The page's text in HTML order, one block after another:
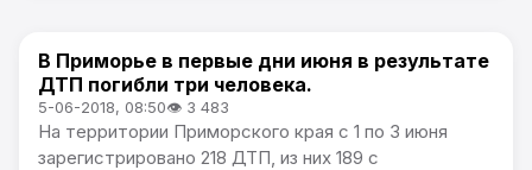
Новости Приморского края
В Приморье в первые дни июня в результате
ДТП погибли три человека.
5-06-2018, 08:50👁 3 483
На территории Приморского края с 1 по 3 июня
зарегистрировано 218 ДТП, из них 189 с